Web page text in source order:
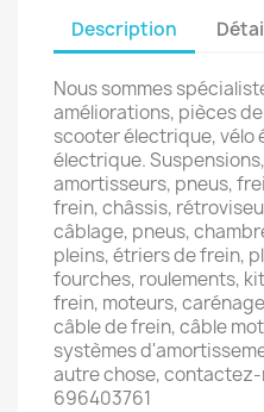
Description
Nous sommes
améliorations, pièces
scooter électrique, vélo
électrique.
amortisseurs, pneus,
frein, châssis,
câblage, pneus,
pleins, étriers de frein,
fourches, roulements,
frein, moteurs,
câble de frein, câble
systèmes
autre chose,
696403761